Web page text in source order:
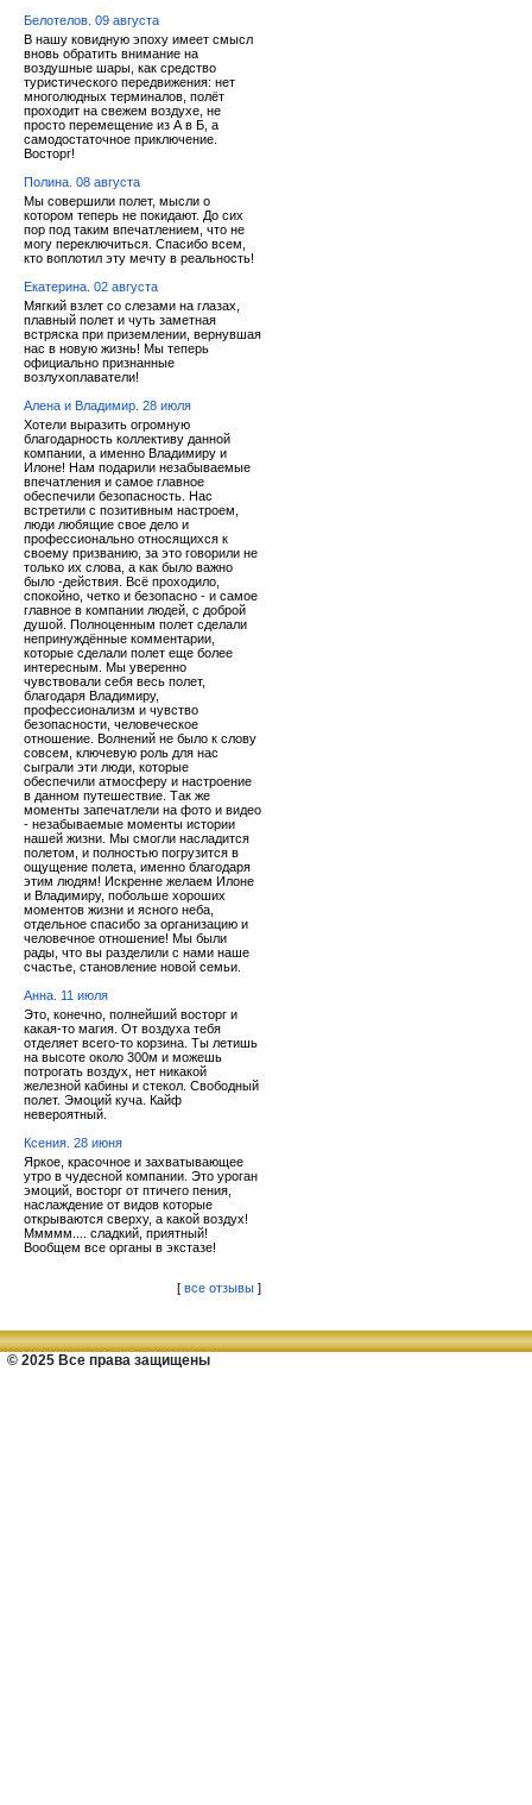
Белотелов. 09 августа
В нашу ковидную эпоху имеет смысл
вновь обратить внимание на
воздушные шары, как средство
туристического передвижения: нет
многолюдных терминалов, полёт
проходит на свежем воздухе, не
просто перемещение из А в Б, а
самодостаточное приключение.
Восторг!
Полина. 08 августа
Мы совершили полет, мысли о
котором теперь не покидают. До сих
пор под таким впечатлением, что не
могу переключиться. Спасибо всем,
кто воплотил эту мечту в реальность!
Екатерина. 02 августа
Мягкий взлет со слезами на глазах,
плавный полет и чуть заметная
встряска при приземлении, вернувшая
нас в новую жизнь! Мы теперь
официально признанные
возлухоплаватели!
Алена и Владимир. 28 июля
Хотели выразить огромную
благодарность коллективу данной
компании, а именно Владимиру и
Илоне! Нам подарили незабываемые
впечатления и самое главное
обеспечили безопасность. Нас
встретили с позитивным настроем,
люди любящие свое дело и
профессионально относящихся к
своему призванию, за это говорили не
только их слова, а как было важно
было -действия. Всё проходило,
спокойно, четко и безопасно - и самое
главное в компании людей, с доброй
душой. Полноценным полет сделали
непринуждённые комментарии,
которые сделали полет еще более
интересным. Мы уверенно
чувствовали себя весь полет,
благодаря Владимиру,
профессионализм и чувство
безопасности, человеческое
отношение. Волнений не было к слову
совсем, ключевую роль для нас
сыграли эти люди, которые
обеспечили атмосферу и настроение
в данном путешествие. Так же
моменты запечатлели на фото и видео
- незабываемые моменты истории
нашей жизни. Мы смогли насладится
полетом, и полностью погрузится в
ощущение полета, именно благодаря
этим людям! Искренне желаем Илоне
и Владимиру, побольше хороших
моментов жизни и ясного неба,
отдельное спасибо за организацию и
человечное отношение! Мы были
рады, что вы разделили с нами наше
счастье, становление новой семьи.
Анна. 11 июля
Это, конечно, полнейший восторг и
какая-то магия. От воздуха тебя
отделяет всего-то корзина. Ты летишь
на высоте около 300м и можешь
потрогать воздух, нет никакой
железной кабины и стекол. Свободный
полет. Эмоций куча. Кайф
невероятный.
Ксения. 28 июня
Яркое, красочное и захватывающее
утро в чудесной компании. Это уроган
эмоций, восторг от птичего пения,
наслаждение от видов которые
открываются сверху, а какой воздух!
Ммммм.... сладкий, приятный!
Вообщем все органы в экстазе!
[ все отзывы ]
© 2025 Все права защищены